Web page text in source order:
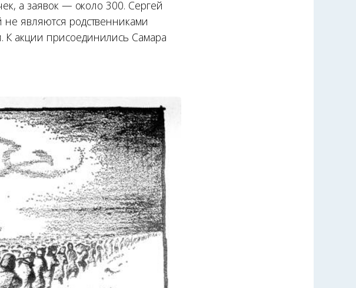
а заявок — около 300. Сергей
не являются родственниками
акции присоединились Самара